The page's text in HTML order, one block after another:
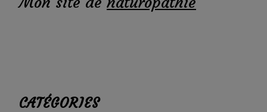
CATÉGORIES